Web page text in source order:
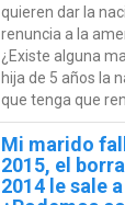
quieren dar la
renuncia a la
¿Existe alguna
hija de 5 años la
que tenga que
Mi marido
2015, el
2014 le sale